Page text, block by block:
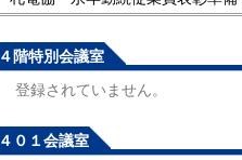
４階特別会議室
登録されていません。
４０１会議室